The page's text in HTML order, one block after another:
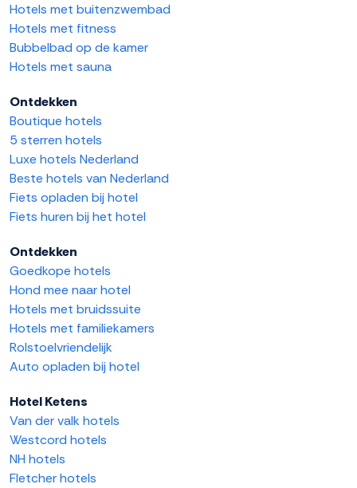
Hotels met buitenzwembad
Hotels met fitness
Bubbelbad op de kamer
Hotels met sauna
Ontdekken
Boutique hotels
5 sterren hotels
Luxe hotels Nederland
Beste hotels van Nederland
Fiets opladen bij hotel
Fiets huren bij het hotel
Ontdekken
Goedkope hotels
Hond mee naar hotel
Hotels met bruidssuite
Hotels met familiekamers
Rolstoelvriendelijk
Auto opladen bij hotel
Hotel Ketens
Van der valk hotels
Westcord hotels
NH hotels
Fletcher hotels